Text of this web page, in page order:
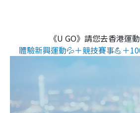
《U GO》請您去香港運
體驗新興運動💦＋競技賽事💪＋